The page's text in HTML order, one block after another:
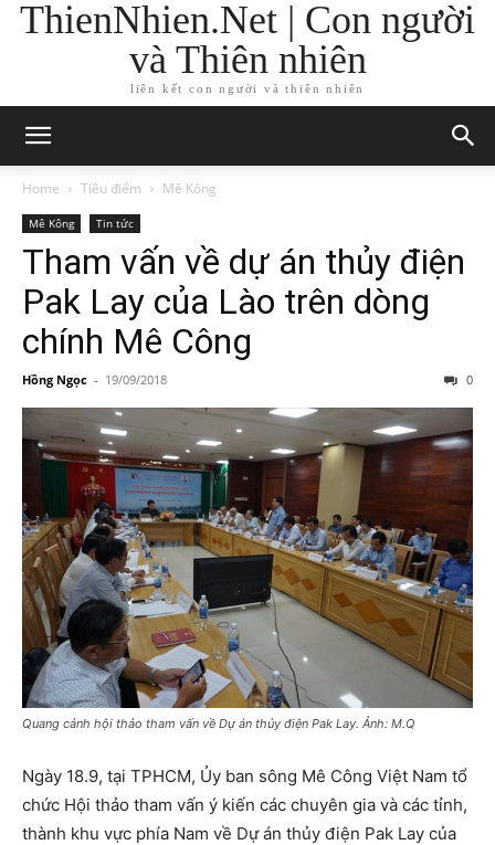
ThienNhien.Net | Con người
và Thiên nhiên
liên kết con người và thiên nhiên
Home Tiêu điểm Mê Kông
Mê Kông Tin tức
Tham vấn về dự án thủy điện
Pak Lay của Lào trên dòng
chính Mê Công
Hồng Ngọc - 19/09/2018 0
Quang cảnh hội thảo tham vấn về Dự án thủy điện Pak Lay. Ảnh: M.Q
Ngày 18.9, tại TPHCM, Ủy ban sông Mê Công Việt Nam tổ
chức Hội thảo tham vấn ý kiến các chuyên gia và các tỉnh,
thành khu vực phía Nam về Dự án thủy điện Pak Lay của